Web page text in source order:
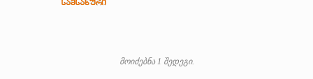
მოიძებნა 1 შედეგი.